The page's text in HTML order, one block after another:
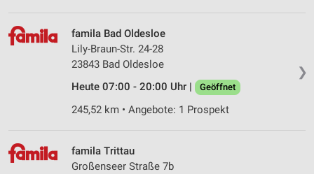
❯
famila Bad Oldesloe
Lily-Braun-Str. 24-28
23843 Bad Oldesloe
Heute 07:00 - 20:00 Uhr |
Geöffnet
245,52 km • Angebote: 1 Prospekt
famila Trittau
Großenseer Straße 7b